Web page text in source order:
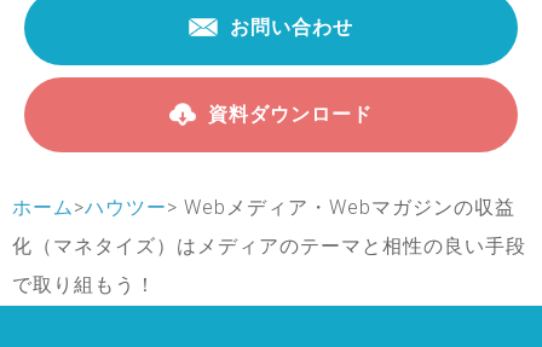
お問い合わせ
資料ダウンロード
ホーム>ハウツー> Webメディア・Webマガジンの収益
化（マネタイズ）はメディアのテーマと相性の良い手段
で取り組もう！